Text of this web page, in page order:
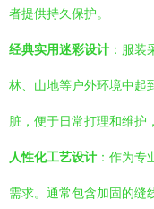
者提供持久保护。
经典实用迷彩设计 ：服
林、山地等户外环境中起
脏，便于日常打理和维护
人性化工艺设计 ：作为
需求。通常包含加固的缝